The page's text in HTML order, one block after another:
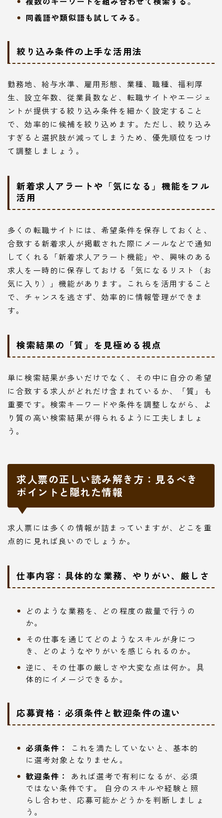
同義語や類似語も試してみる。
絞り込み条件の上手な活用法
勤務地、給与水準、雇用形態、業種、職種、福利厚
生、設立年数、従業員数など、転職サイトやエージェ
ントが提供する絞り込み条件を細かく設定すること
で、効率的に候補を絞り込めます。ただし、絞り込み
すぎると選択肢が減ってしまうため、優先順位をつけ
て調整しましょう。
新着求人アラートや「気になる」機能をフル
活用
多くの転職サイトには、希望条件を保存しておくと、
合致する新着求人が掲載された際にメールなどで通知
してくれる「新着求人アラート機能」や、興味のある
求人を一時的に保存しておける「気になるリスト（お
気に入り）」機能があります。これらを活用すること
で、チャンスを逃さず、効率的に情報管理ができま
す。
検索結果の「質」を見極める視点
単に検索結果が多いだけでなく、その中に自分の希望
に合致する求人がどれだけ含まれているか、「質」も
重要です。検索キーワードや条件を調整しながら、よ
り質の高い検索結果が得られるように工夫しましょ
う。
求人票の正しい読み解き方：見るべき
ポイントと隠れた情報
求人票には多くの情報が詰まっていますが、どこを重
点的に見れば良いのでしょうか。
仕事内容：具体的な業務、やりがい、厳しさ
どのような業務を、どの程度の裁量で行うの
か。
その仕事を通じてどのようなスキルが身につ
き、どのようなやりがいを感じられるのか。
逆に、その仕事の厳しさや大変な点は何か。具
体的にイメージできるか。
応募資格：必須条件と歓迎条件の違い
必須条件：
これを満たしていないと、基本的
に選考対象となりません。
歓迎条件：
あれば選考で有利になるが、必須
ではない条件です。 自分のスキルや経験と照
らし合わせ、応募可能かどうかを判断しましょ
う。